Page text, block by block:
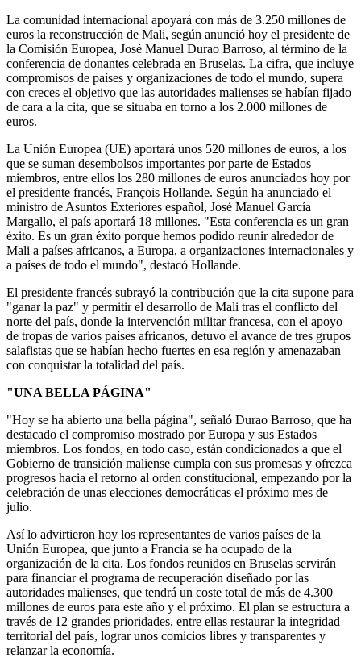
La comunidad internacional apoyará con más de 3.250 millones de
euros la reconstrucción de Mali, según anunció hoy el presidente de
la Comisión Europea, José Manuel Durao Barroso, al término de la
conferencia de donantes celebrada en Bruselas. La cifra, que incluye
compromisos de países y organizaciones de todo el mundo, supera
con creces el objetivo que las autoridades malienses se habían fijado
de cara a la cita, que se situaba en torno a los 2.000 millones de
euros.
La Unión Europea (UE) aportará unos 520 millones de euros, a los
que se suman desembolsos importantes por parte de Estados
miembros, entre ellos los 280 millones de euros anunciados hoy por
el presidente francés, François Hollande. Según ha anunciado el
ministro de Asuntos Exteriores español, José Manuel García
Margallo, el país aportará 18 millones. "Esta conferencia es un gran
éxito. Es un gran éxito porque hemos podido reunir alrededor de
Mali a países africanos, a Europa, a organizaciones internacionales y
a países de todo el mundo", destacó Hollande.
El presidente francés subrayó la contribución que la cita supone para
"ganar la paz" y permitir el desarrollo de Mali tras el conflicto del
norte del país, donde la intervención militar francesa, con el apoyo
de tropas de varios países africanos, detuvo el avance de tres grupos
salafistas que se habían hecho fuertes en esa región y amenazaban
con conquistar la totalidad del país.
"UNA BELLA PÁGINA"
"Hoy se ha abierto una bella página", señaló Durao Barroso, que ha
destacado el compromiso mostrado por Europa y sus Estados
miembros. Los fondos, en todo caso, están condicionados a que el
Gobierno de transición maliense cumpla con sus promesas y ofrezca
progresos hacia el retorno al orden constitucional, empezando por la
celebración de unas elecciones democráticas el próximo mes de
julio.
Así lo advirtieron hoy los representantes de varios países de la
Unión Europea, que junto a Francia se ha ocupado de la
organización de la cita. Los fondos reunidos en Bruselas servirán
para financiar el programa de recuperación diseñado por las
autoridades malienses, que tendrá un coste total de más de 4.300
millones de euros para este año y el próximo. El plan se estructura a
través de 12 grandes prioridades, entre ellas restaurar la integridad
territorial del país, lograr unos comicios libres y transparentes y
relanzar la economía.